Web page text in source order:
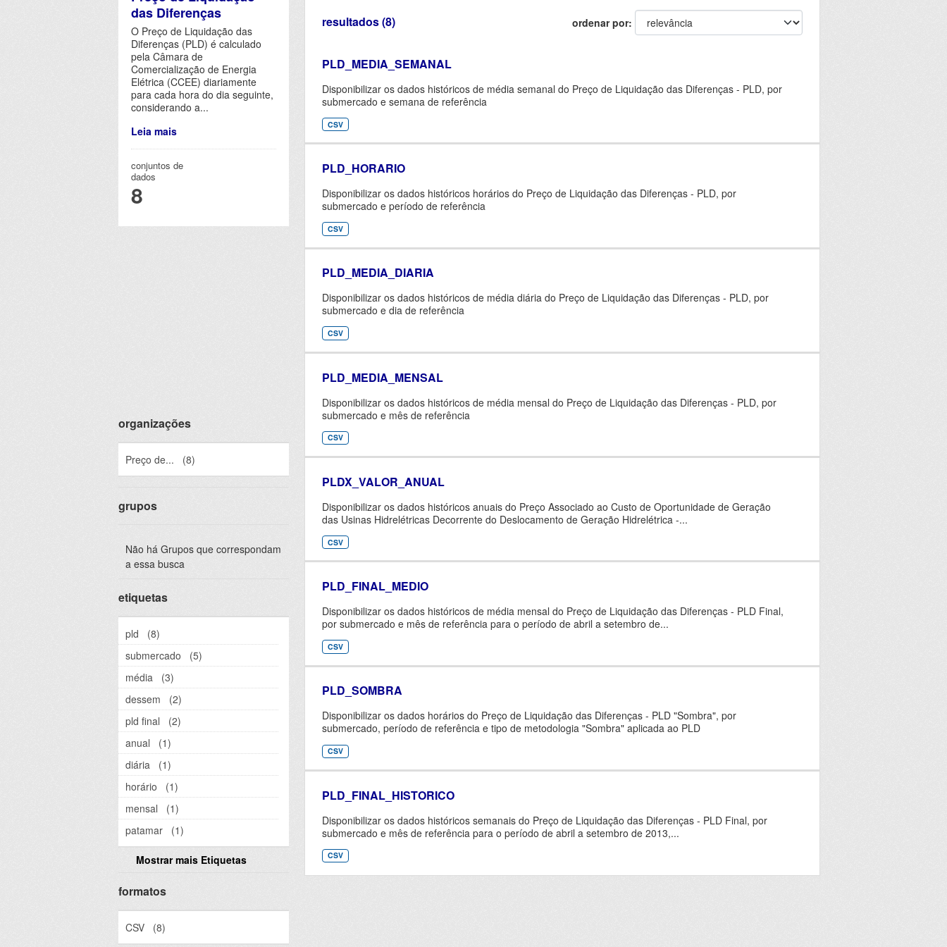
das Diferenças
O Preço de Liquidação das
Diferenças (PLD) é calculado
pela Câmara de
Comercialização de Energia
Elétrica (CCEE) diariamente
para cada hora do dia seguinte,
considerando a...
Leia mais
conjuntos de
dados
8
organizações
Preço de... (8)
grupos
Não há Grupos que correspondam
a essa busca
etiquetas
pld
(8)
submercado
(5)
média
(3)
dessem
(2)
pld final
(2)
anual
(1)
diária
(1)
horário
(1)
mensal
(1)
patamar
(1)
Mostrar mais Etiquetas
formatos
CSV (8)
ordenar por
resultados (8)
PLD_MEDIA_SEMANAL
Disponibilizar os dados históricos de média semanal do Preço de Liquidação das Diferenças - PLD, por
submercado e semana de referência
CSV
PLD_HORARIO
Disponibilizar os dados históricos horários do Preço de Liquidação das Diferenças - PLD, por
submercado e período de referência
CSV
PLD_MEDIA_DIARIA
Disponibilizar os dados históricos de média diária do Preço de Liquidação das Diferenças - PLD, por
submercado e dia de referência
CSV
PLD_MEDIA_MENSAL
Disponibilizar os dados históricos de média mensal do Preço de Liquidação das Diferenças - PLD, por
submercado e mês de referência
CSV
PLDX_VALOR_ANUAL
Disponibilizar os dados históricos anuais do Preço Associado ao Custo de Oportunidade de Geração
das Usinas Hidrelétricas Decorrente do Deslocamento de Geração Hidrelétrica -...
CSV
PLD_FINAL_MEDIO
Disponibilizar os dados históricos de média mensal do Preço de Liquidação das Diferenças - PLD Final,
por submercado e mês de referência para o período de abril a setembro de...
CSV
PLD_SOMBRA
Disponibilizar os dados horários do Preço de Liquidação das Diferenças - PLD "Sombra", por
submercado, período de referência e tipo de metodologia "Sombra" aplicada ao PLD
CSV
PLD_FINAL_HISTORICO
Disponibilizar os dados históricos semanais do Preço de Liquidação das Diferenças - PLD Final, por
submercado e mês de referência para o período de abril a setembro de 2013,...
CSV